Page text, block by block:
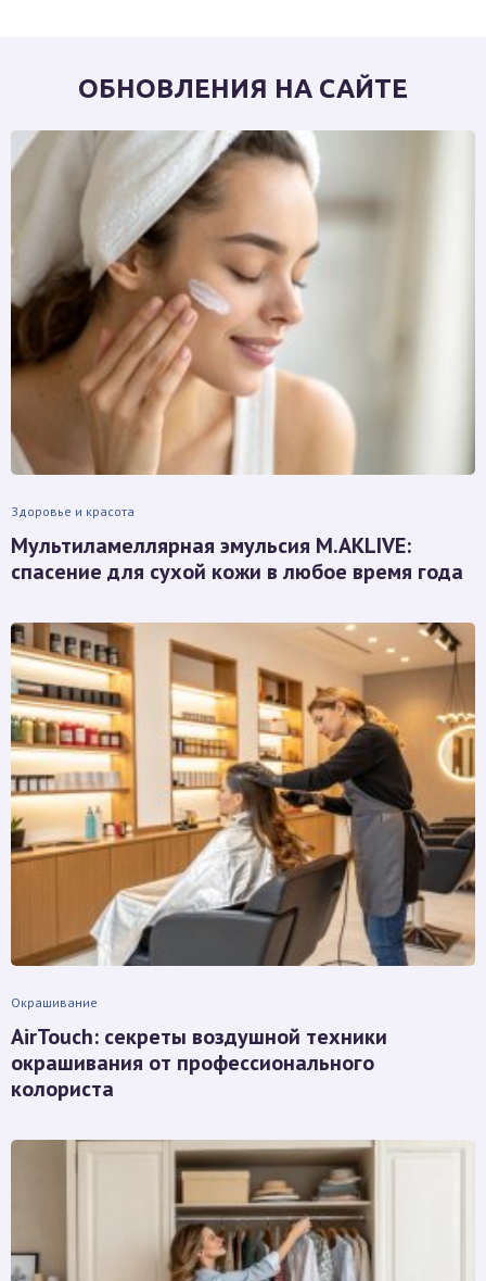
ОБНОВЛЕНИЯ НА САЙТЕ
Здоровье и красота
Мультиламеллярная эмульсия M.AKLIVE:
спасение для сухой кожи в любое время года
Окрашивание
AirTouch: секреты воздушной техники
окрашивания от профессионального
колориста